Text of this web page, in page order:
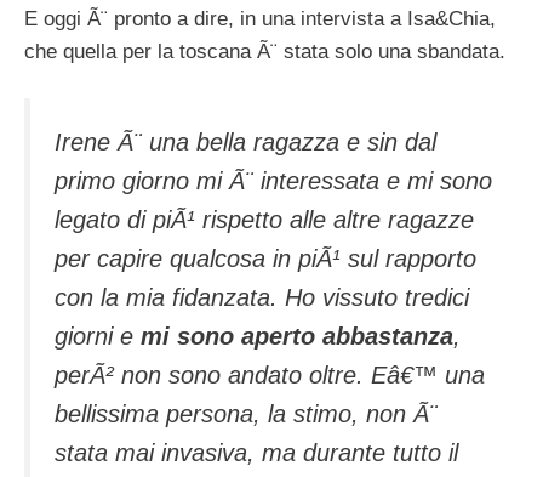
E oggi Ã¨ pronto a dire, in una intervista a Isa&Chia,
che quella per la toscana Ã¨ stata solo una sbandata.
Irene Ã¨ una bella ragazza e sin dal
primo giorno mi Ã¨ interessata e mi sono
legato di piÃ¹ rispetto alle altre ragazze
per capire qualcosa in piÃ¹ sul rapporto
con la mia fidanzata. Ho vissuto tredici
giorni e mi sono aperto abbastanza,
perÃ² non sono andato oltre. Eâ€™ una
bellissima persona, la stimo, non Ã¨
stata mai invasiva, ma durante tutto il